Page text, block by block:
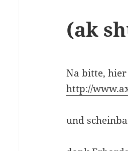
(ak
Na bitte,
http://
und